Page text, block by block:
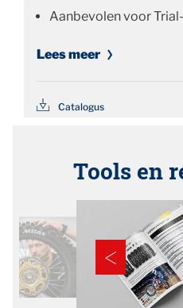
Aanbevolen voor
Lees meer
Catalogus
Tools en